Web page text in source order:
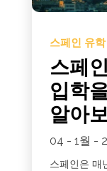
스페인 유
스페
입학
알아
04 - 1월 -
스페인은 매